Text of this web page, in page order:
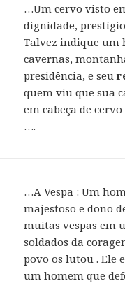
…Um cervo visto
dignidade,
Talvez indique um
cavernas,
presidência, e seu
quem viu que sua
em cabeça de
….
…A Vespa : Um
majestoso e dono
muitas vespas em
soldados da
povo os lutou . Ele
um homem que